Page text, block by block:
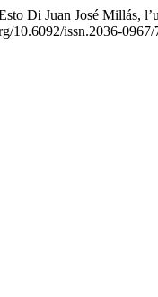
Di Juan José Millás,
10.6092/issn.2036-0967/